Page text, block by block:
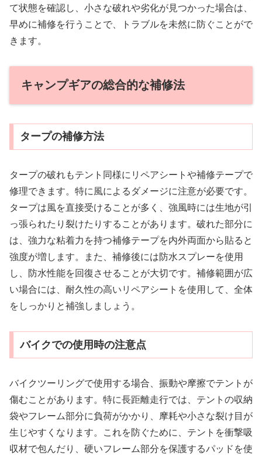
て状態を確認し、小さな破れや劣化が見つかった場合は、
早めに補修を行うことで、トラブルを未然に防ぐことがで
きます。
キャンプギアの総合的な補修法
タープの補修方法
タープの破れもテント同様にリペアシートや補修テープで
修理できます。特に風によるダメージに注意が必要です。
タープは風を直接受けることが多く、強風時には生地が引
っ張られたり裂けたりすることがあります。破れた部分に
は、強力な粘着力を持つ補修テープを内外両面から貼ると
強度が増します。また、補修後には防水スプレーを使用
し、防水性能を回復させることが大切です。補修範囲が広
い場合には、耐久性の高いリペアシートを使用して、全体
をしっかりと補強しましょう。
バイクでの使用時の注意点
バイクツーリングで使用する場合、振動や摩擦でテントが
傷むことがあります。特に長距離走行では、テントの収納
袋やフレーム部分に負荷がかかり、摩耗や小さな裂け目が
生じやすくなります。これを防ぐために、テントを衝撃吸
収材で包んだり、硬いフレーム部分を保護するパッドを使